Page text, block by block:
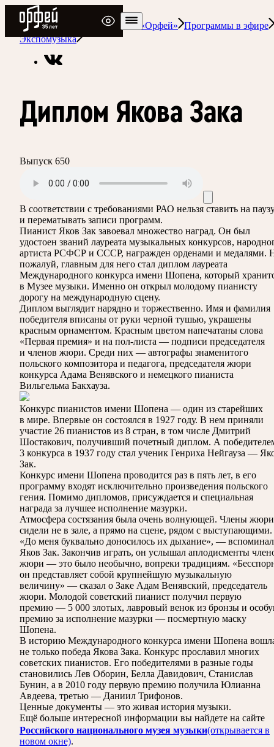
Радио Орфей
Радио классической музыки «Орфей»
Программы в эфире
Экспомузыка
Диплом Якова Зака
Выпуск 650
В соответствии с требованиями РАО нельзя ставить на
и перематывать записи программ.
Пианист Яков Зак завоевал множество наград. Он был
удостоен званий лауреата музыкальных конкурсов,
артиста РСФСР и СССР, награжден орденами и медалями.
пожалуй, главным для него стал диплом лауреата
Международного конкурса имени Шопена, который
в Музее музыки. Именно он открыл молодому пианисту
дорогу на международную сцену.
Диплом выглядит нарядно и торжественно. Имя и фамилия
победителя вписаны от руки черной тушью, украшены
красным орнаментом. Красным цветом напечатаны слова
«Первая премия» и на пол-листа — подписи председателя
и членов жюри. Среди них — автографы знаменитого
польского композитора и педагога, председателя жюри
конкурса Адама Венявского и немецкого пианиста
Вильгельма Бакхауза.
Конкурс пианистов имени Шопена — один из старейших
в мире. Впервые он состоялся в 1927 году. В нем приняли
участие 26 пианистов из 8 стран, в том числе Дмитрий
Шостакович, получивший почетный диплом. А
3 конкурса в 1937 году стал ученик Генриха Нейгауза —
Зак.
Конкурс имени Шопена проводится раз в пять лет, в его
программу входят исключительно произведения польского
гения. Помимо дипломов, присуждается и специальная
награда за лучшее исполнение мазурки.
Атмосфера состязания была очень волнующей. Члены жюри
сидели не в зале, а прямо на сцене, рядом с выступающими.
«До меня буквально доносилось их дыхание», — вспоминал
Яков Зак. Закончив играть, он услышал аплодисменты
жюри — это было необычно, вопреки традициям.
он представляет собой крупнейшую музыкальную
величину» — сказал о Заке Адам Венявский, председатель
жюри. Молодой советский пианист получил первую
премию — 5 000 злотых, лавровый венок из бронзы и
премию за исполнение мазурки — посмертную маску
Шопена.
В историю Международного конкурса имени Шопена
не только победа Якова Зака. Конкурс прославил многих
советских пианистов. Его победителями в разные годы
становились Лев Оборин, Белла Давидович, Станислав
Бунин, а в 2010 году первую премию получила Юлианна
Авдеева, третью — Даниил Трифонов.
Ценные документы — это живая история музыки.
Ещё больше интересной информации вы найдете на сайте
Российского национального музея музыки(открывается в
новом окне).